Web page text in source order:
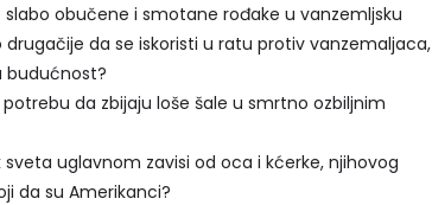
obučene i smotane rođake u vanzemljsku
da se iskoristi u ratu protiv vanzemaljaca,
budućnost?
da zbijaju loše šale u smrtno ozbiljnim
uglavnom zavisi od oca i kćerke, njihovog
da su Amerikanci?